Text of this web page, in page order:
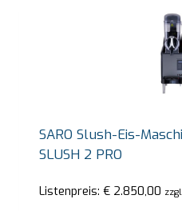
SARO Slush-Eis-
SLUSH 2 PRO
Listenpreis: €2.850,00